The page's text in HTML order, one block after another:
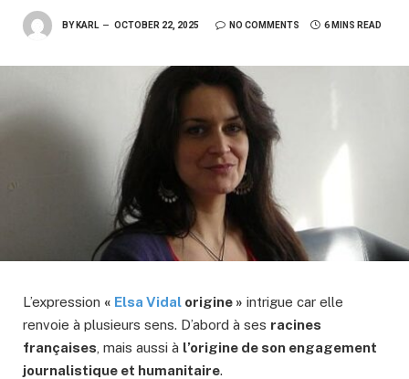
BY KARL OCTOBER 22, 2025 NO COMMENTS 6 MINS READ
L’expression « Elsa Vidal origine » intrigue car elle
renvoie à plusieurs sens. D’abord à ses racines
françaises , mais aussi à l’origine de son engagement
journalistique et humanitaire.